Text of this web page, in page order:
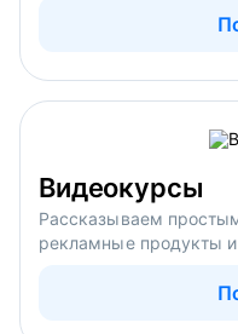
Видеокурсы
Рассказываем
рекламные продукты